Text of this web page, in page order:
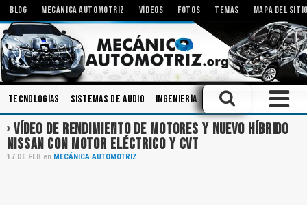
BLOG MECÁNICA AUTOMOTRIZ VÍDEOS FOTOS TEMAS MAPA DEL
Tecnologías Sistemas de Audio Ingeniería Mecanismos
VÍDEO DE RENDIMIENTO DE MOTORES Y NUEVO HÍBRIDO
NISSAN CON MOTOR ELÉCTRICO Y CVT
17 DE FEB en MECÁNICA AUTOMOTRIZ